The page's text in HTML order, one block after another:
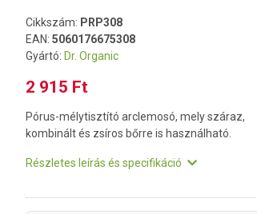
Cikkszám: PRP308
EAN: 5060176675308
Gyártó: Dr. Organic
2 915 Ft
Pórus-mélytisztító arclemosó, mely száraz,
kombinált és zsíros bőrre is használható.
Részletes leírás és specifikáció